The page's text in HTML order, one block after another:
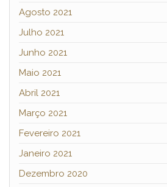
Agosto 2021
Julho 2021
Junho 2021
Maio 2021
Abril 2021
Março 2021
Fevereiro 2021
Janeiro 2021
Dezembro 2020